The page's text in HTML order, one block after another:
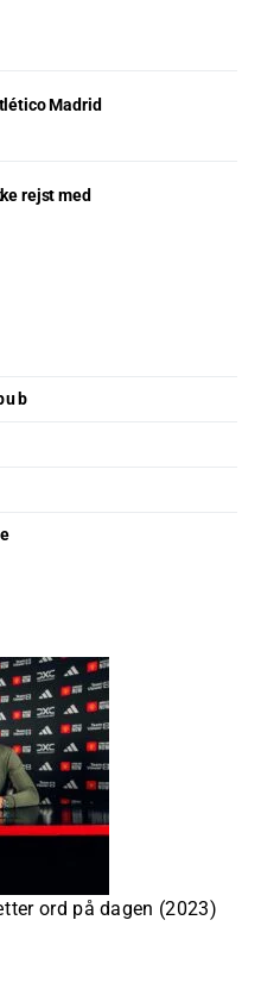
Madrid
rejst med
ord på dagen (2023)